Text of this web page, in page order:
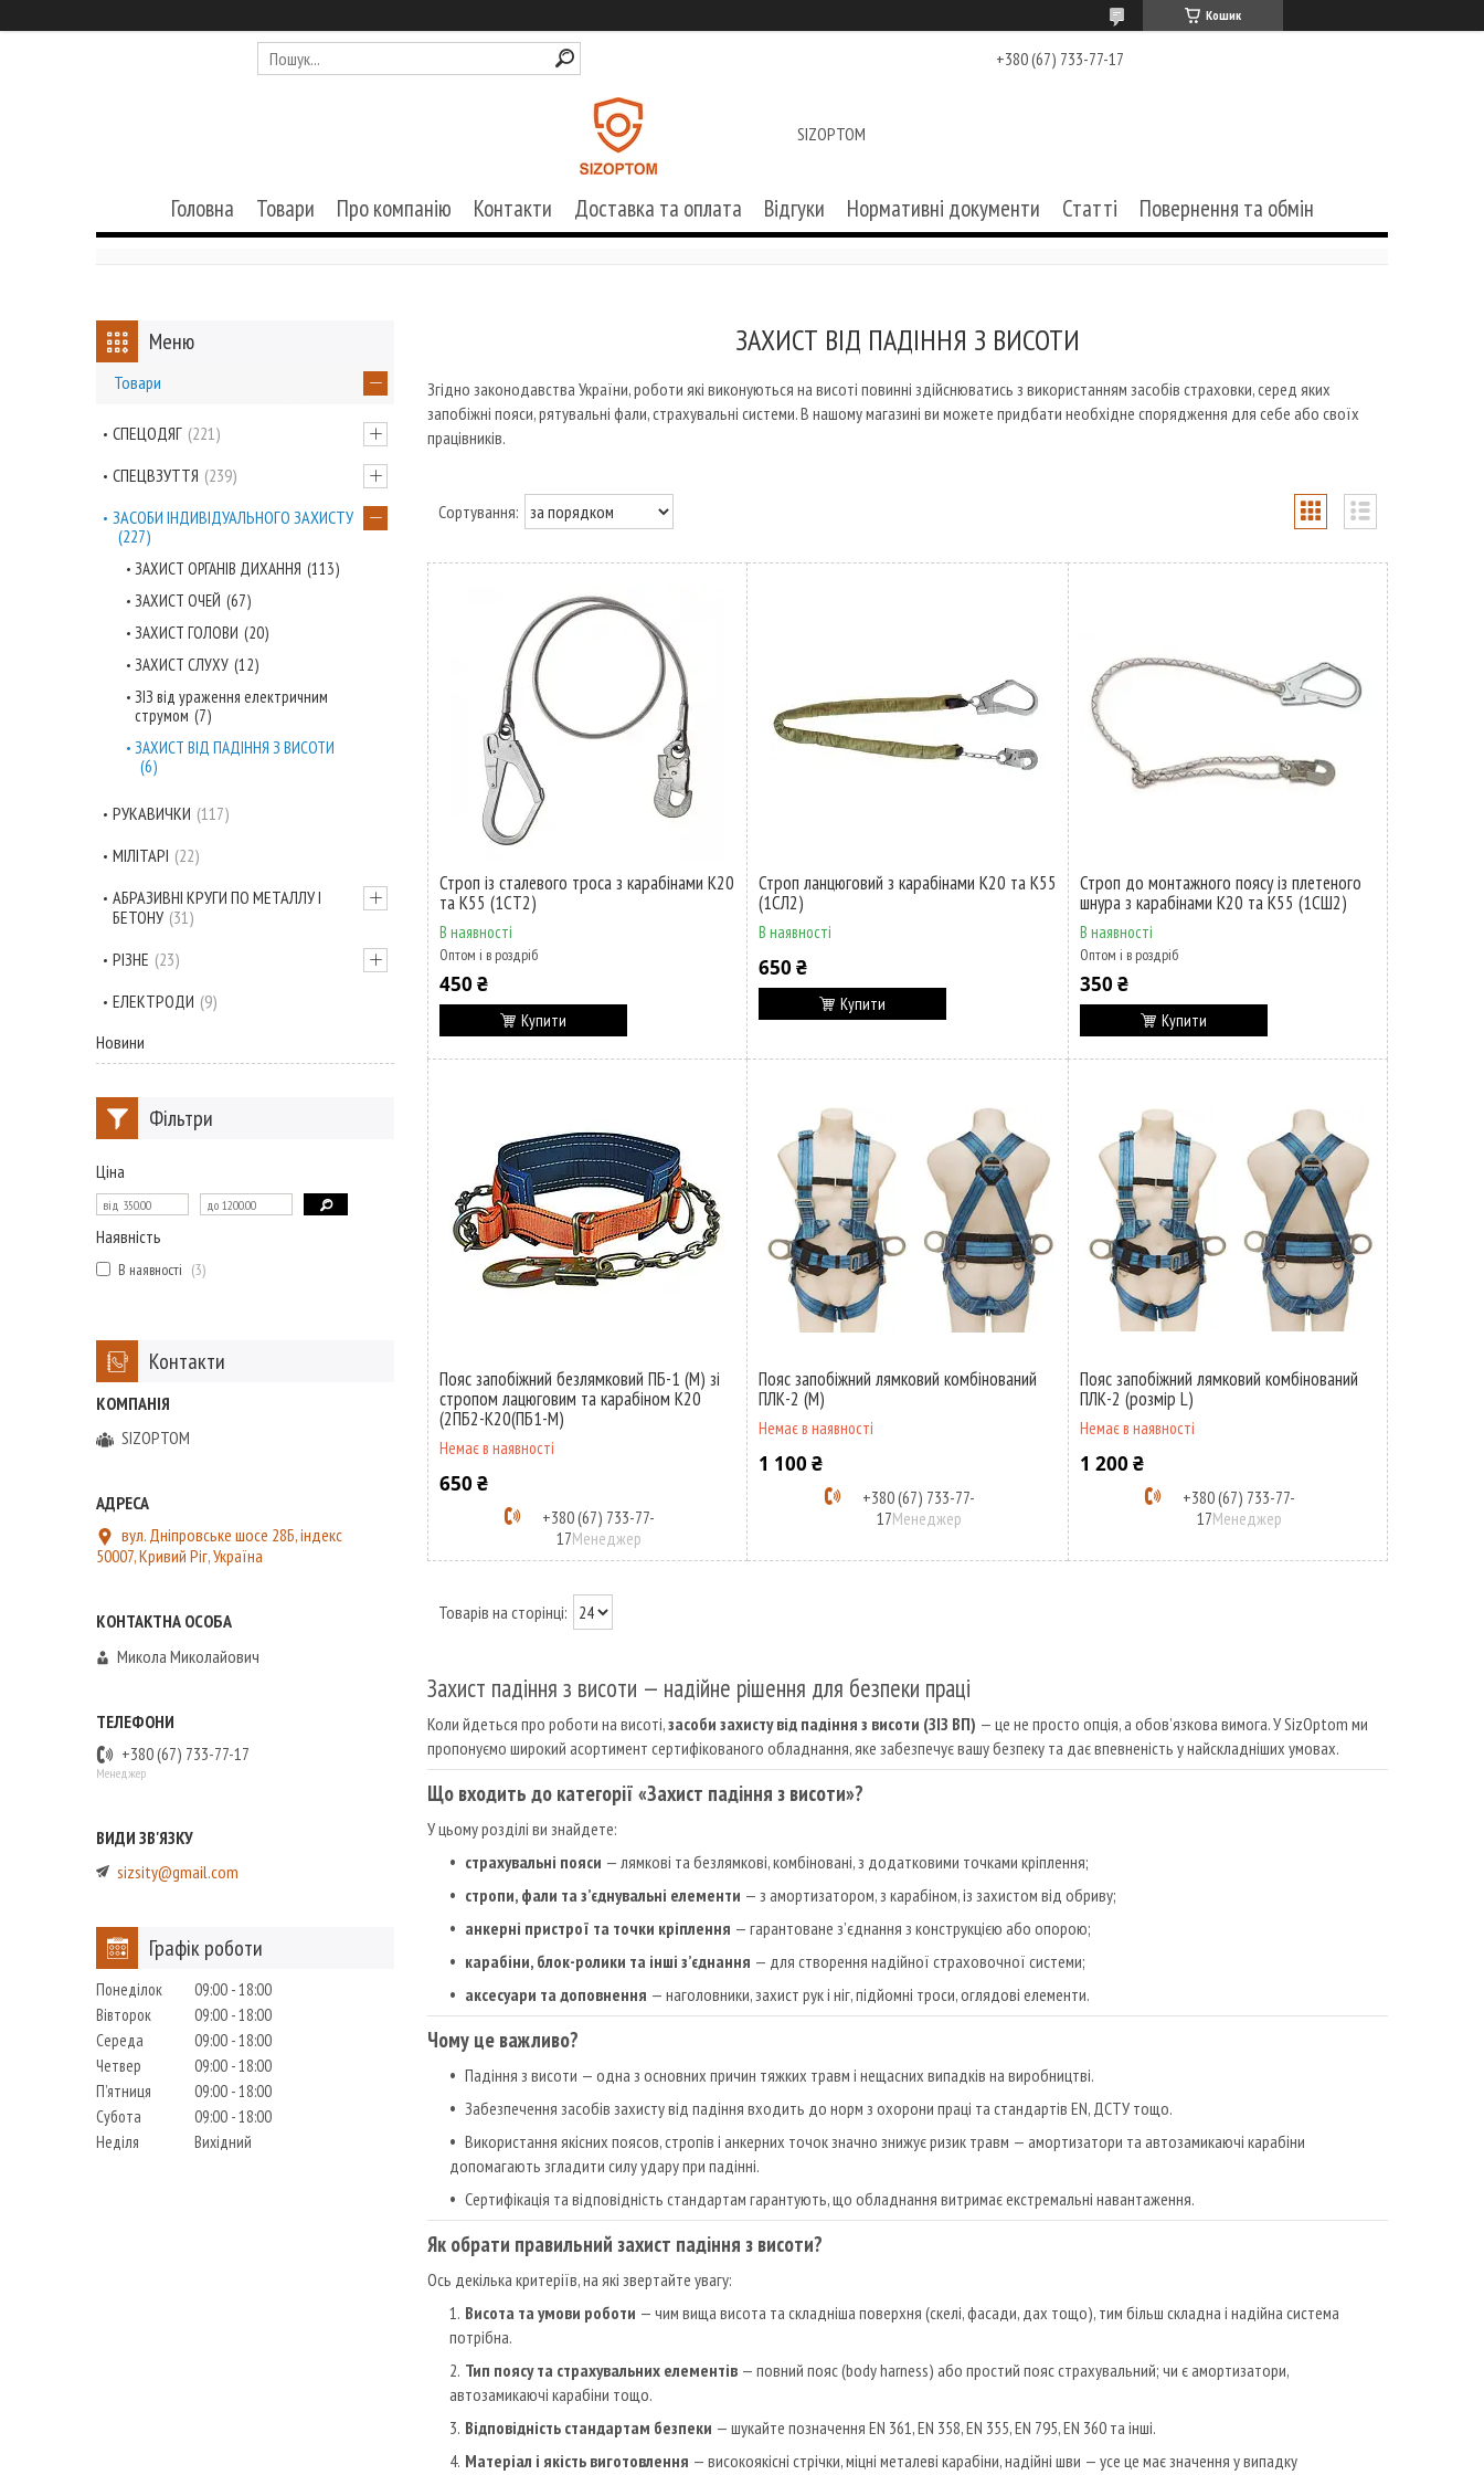
Кошик
+380 (67) 733-77-17
SIZOPTOM
Головна Товари Про компанію Контакти Доставка та оплата Відгуки Нормативні документи Статті Повернення та обмін
ЗАХИСТ ВІД ПАДІННЯ З ВИСОТИ
Згідно законодавства України, роботи які виконуються на висоті повинні здійснюватись з використанням засобів страховки, серед яких
запобіжні пояси, рятувальні фали, страхувальні системи. В нашому магазині ви можете придбати необхідне спорядження для себе або своїх
працівників.
Строп із сталевого троса з карабінами К20
та К55 (1СТ2)
В наявності
Оптом і в роздріб
450 ₴
Купити
Строп ланцюговий з карабінами К20 та К55
(1СЛ2)
В наявності
650 ₴
Купити
Строп до монтажного поясу із плетеного
шнура з карабінами К20 та К55 (1СШ2)
В наявності
Оптом і в роздріб
350 ₴
Купити
Пояс запобіжний безлямковий ПБ-1 (М) зі
стропом лацюговим та карабіном К20
(2ПБ2-К20(ПБ1-М)
Немає в наявності
650 ₴
+380 (67) 733-77-
17Менеджер
Пояс запобіжний лямковий комбінований
ПЛК-2 (М)
Немає в наявності
1 100 ₴
+380 (67) 733-77-
17Менеджер
Пояс запобіжний лямковий комбінований
ПЛК-2 (розмір L)
Немає в наявності
1 200 ₴
+380 (67) 733-77-
17Менеджер
Захист падіння з висоти — надійне рішення для безпеки праці
Коли йдеться про роботи на висоті,засоби захисту від падіння з висоти (ЗІЗ ВП) — це не просто опція, а обов’язкова вимога. У SizOptom ми
пропонуємо широкий асортимент сертифікованого обладнання, яке забезпечує вашу безпеку та дає впевненість у найскладніших умовах.
Що входить до категорії «Захист падіння з висоти»?
У цьому розділі ви знайдете:
страхувальні пояси — лямкові та безлямкові, комбіновані, з додатковими точками кріплення;
стропи, фали та з’єднувальні елементи — з амортизатором, з карабіном, із захистом від обриву;
анкерні пристрої та точки кріплення — гарантоване з’єднання з конструкцією або опорою;
карабіни, блок-ролики та інші з’єднання — для створення надійної страховочної системи;
аксесуари та доповнення — наголовники, захист рук і ніг, підйомні троси, оглядові елементи.
Чому це важливо?
Падіння з висоти — одна з основних причин тяжких травм і нещасних випадків на виробництві.
Забезпечення засобів захисту від падіння входить до норм з охорони праці та стандартів EN, ДСТУ тощо.
Використання якісних поясов, стропів і анкерних точок значно знижує ризик травм — амортизатори та автозамикаючі карабіни
допомагають згладити силу удару при падінні.
Сертифікація та відповідність стандартам гарантують, що обладнання витримає екстремальні навантаження.
Як обрати правильний захист падіння з висоти?
Ось декілька критеріїв, на які звертайте увагу:
Висота та умови роботи — чим вища висота та складніша поверхня (скелі, фасади, дах тощо), тим більш складна і надійна система
потрібна.
Тип поясу та страхувальних елементів — повний пояс (body harness) або простий пояс страхувальний; чи є амортизатори,
автозамикаючі карабіни тощо.
Відповідність стандартам безпеки — шукайте позначення EN 361, EN 358, EN 355, EN 795, EN 360 та інші.
Матеріал і якість виготовлення — високоякісні стрічки, міцні металеві карабіни, надійні шви — усе це має значення у випадку
Товари
СПЕЦОДЯГ 221
СПЕЦВЗУТТЯ 239
ЗАСОБИ ІНДИВІДУАЛЬНОГО ЗАХИСТУ
227
ЗАХИСТ ОРГАНІВ ДИХАННЯ 113
ЗАХИСТ ОЧЕЙ 67
ЗАХИСТ ГОЛОВИ 20
ЗАХИСТ СЛУХУ 12
ЗІЗ від ураження електричним
струмом 7
ЗАХИСТ ВІД ПАДІННЯ З ВИСОТИ
6
РУКАВИЧКИ 117
МІЛІТАРІ 22
АБРАЗИВНІ КРУГИ ПО МЕТАЛЛУ І
БЕТОНУ 31
РІЗНЕ 23
ЕЛЕКТРОДИ 9
Новини
Фільтри
Ціна
Наявність
В наявності 3
Контакти
SIZOPTOM
вул. Дніпровське шосе 28Б, індекс
50007, Кривий Ріг, Україна
Микола Миколайович
+380 (67) 733-77-17
Менеджер
sizsity@gmail.com
Графік роботи
Понеділок 09:00 18:00
Вівторок
09:00 18:00
Середа
09:00 18:00
Четвер
09:00 18:00
Пʼятниця
09:00 18:00
Субота
09:00 18:00
Неділя
Вихідний